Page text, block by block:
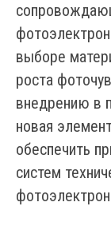
выборе
роста
внедрению в
новая
обеспечить
систем